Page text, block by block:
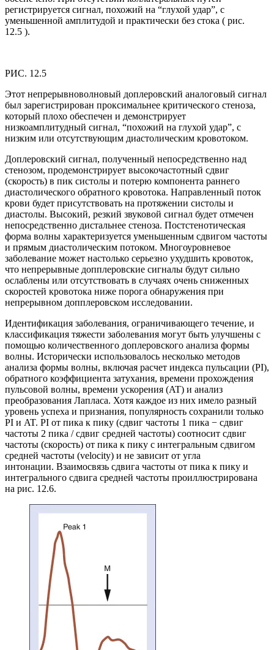
регистрируется сигнал, похожий на “глухой удар”, с
уменьшенной амплитудой и практически без стока ( рис.
12.5 ).
РИС. 12.5
Этот непрерывноволновый доплеровский аналоговый сигнал
был зарегистрирован проксимальнее критического стеноза,
который плохо обеспечен и демонстрирует
низкоамплитудный сигнал, “похожий на глухой удар”, с
низким или отсутствующим диастолическим кровотоком.
Доплеровский сигнал, полученный непосредственно над
стенозом, продемонстрирует высокочастотный сдвиг
(скорость) в пик систолы и потерю компонента раннего
диастолического обратного кровотока. Направленный поток
крови будет присутствовать на протяжении систолы и
диастолы. Высокий, резкий звуковой сигнал будет отмечен
непосредственно дистальнее стеноза. Постстенотическая
форма волны характеризуется уменьшенным сдвигом частоты
и прямым диастолическим потоком. Многоуровневое
заболевание может настолько серьезно ухудшить кровоток,
что непрерывные допплеровские сигналы будут сильно
ослаблены или отсутствовать в случаях очень сниженных
скоростей кровотока ниже порога обнаружения при
непрерывном допплеровском исследовании.
Идентификация заболевания, ограничивающего течение, и
классификация тяжести заболевания могут быть улучшены с
помощью количественного доплеровского анализа формы
волны. Исторически использовалось несколько методов
анализа формы волны, включая расчет индекса пульсации (PI),
обратного коэффициента затухания, времени прохождения
пульсовой волны, времени ускорения (AT) и анализ
преобразования Лапласа. Хотя каждое из них имело разный
уровень успеха и признания, популярность сохранили только
PI и AT. PI от пика к пику (сдвиг частоты 1 пика − сдвиг
частоты 2 пика / сдвиг средней частоты) соотносит сдвиг
частоты (скорость) от пика к пику с интегральным сдвигом
средней частоты (velocity) и не зависит от угла
интонации. Взаимосвязь сдвига частоты от пика к пику и
интегрального сдвига средней частоты проиллюстрирована
на рис. 12.6.